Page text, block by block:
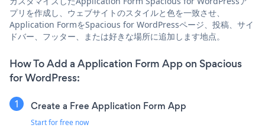
プリを作成し、ウェブサイトのスタイルと色を一致させ、
Application FormをSpacious for WordPressページ、投稿、サイ
ドバー、フッター、または好きな場所に追加します地点。
How To Add a Application Form App on Spacious
for WordPress:
Create a Free Application Form App
Start for free now